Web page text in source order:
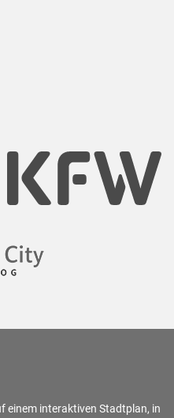
einem interaktiven Stadtplan, in